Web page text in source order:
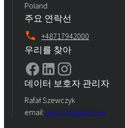
Poland
주요 연락선
+48717942000
우리를 찾아
데이터 보호자 관리자
Rafał Szewczyk
email: iod.rokita@pcc.eu